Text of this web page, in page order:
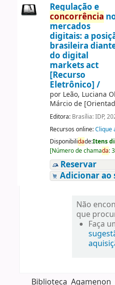
Regulação e
concorrência
mercados
digitais: a
brasileira
do digital
markets act
[Recurso
Eletrônico] /
por Leão, Luciana
Márcio de
Editora: Brasília: IDP,
Recursos online:Clique
Disponibilidade:Itens
[Número de chamada:
Reservar
Adicionar ao
Não
que
Faça
Biblioteca